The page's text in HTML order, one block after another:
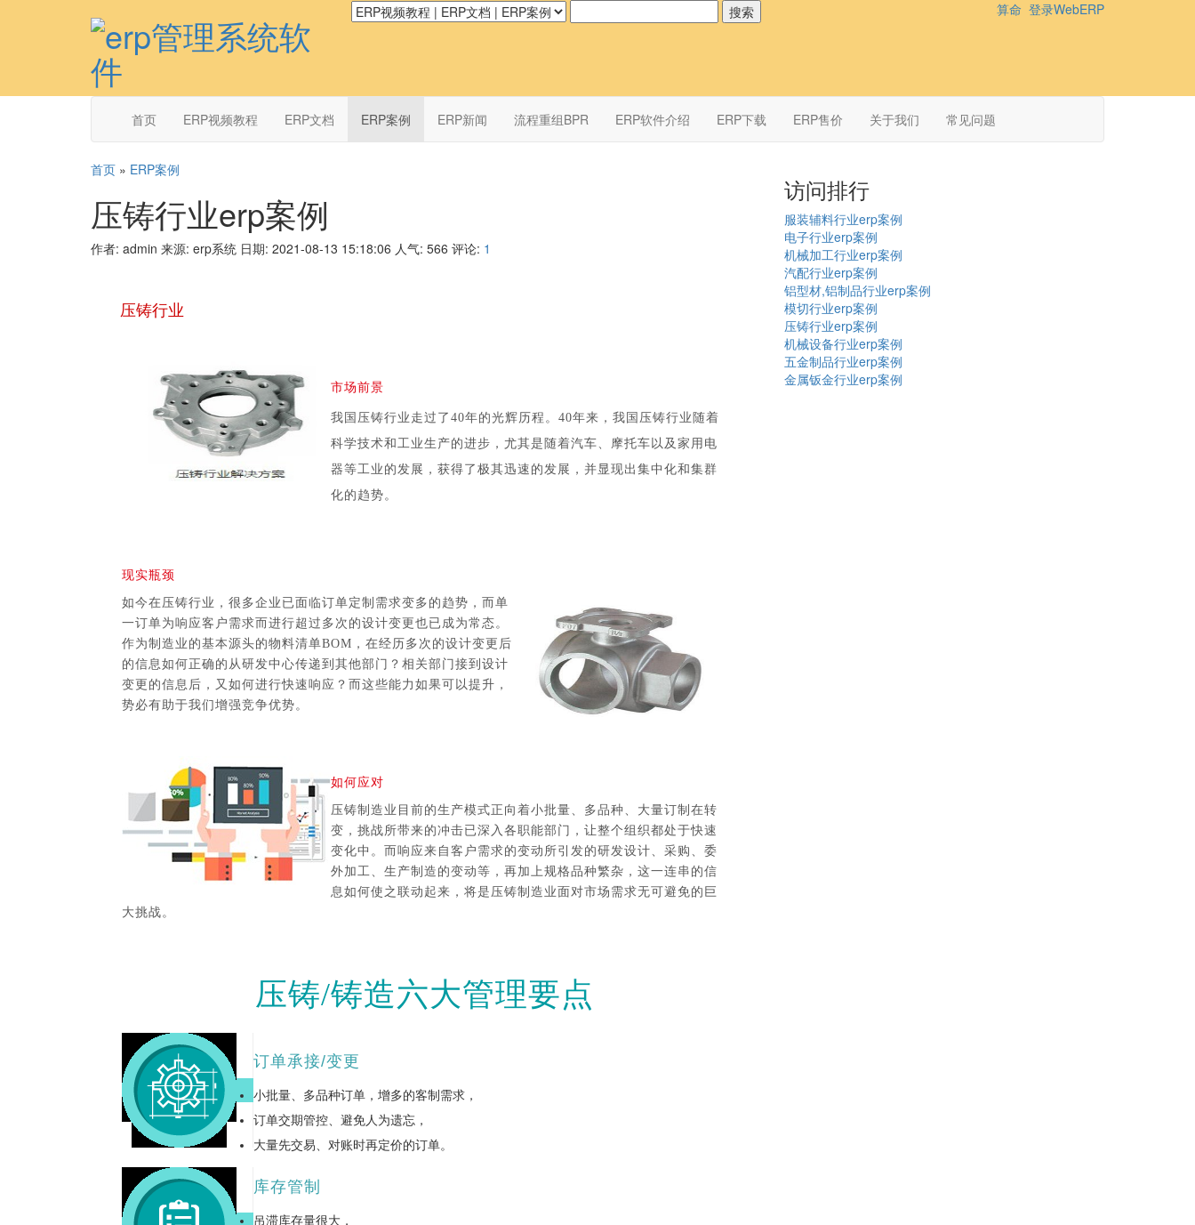
算命 登录WebERP
首页 ERP视频教程 ERP文档 ERP案例 ERP新闻 流程重组BPR ERP软件介绍 ERP下载 ERP售价 关于我们 常见问题
首页 » ERP案例
压铸行业erp案例
作者: admin 来源: erp系统 日期: 2021-08-13 15:18:06 人气: 566 评论: 1
压铸行业
市场前景
我国压铸行业走过了40年的光辉历程。40年来，我国压铸行业随着
科学技术和工业生产的进步，尤其是随着汽车、摩托车以及家用电
器等工业的发展，获得了极其迅速的发展，并显现出集中化和集群
化的趋势。
现实瓶颈
如今在压铸行业，很多企业已面临订单定制需求变多的趋势，而单
一订单为响应客户需求而进行超过多次的设计变更也已成为常态。
作为制造业的基本源头的物料清单BOM，在经历多次的设计变更后
的信息如何正确的从研发中心传递到其他部门？相关部门接到设计
变更的信息后，又如何进行快速响应？而这些能力如果可以提升，
势必有助于我们增强竞争优势。
如何应对
压铸制造业目前的生产模式正向着小批量、多品种、大量订制在转
变，挑战所带来的冲击已深入各职能部门，让整个组织都处于快速
变化中。而响应来自客户需求的变动所引发的研发设计、采购、委
外加工、生产制造的变动等，再加上规格品种繁杂，这一连串的信
息如何使之联动起来，将是压铸制造业面对市场需求无可避免的巨
大挑战。
压铸/铸造六大管理要点
订单承接/变更
小批量、多品种订单，增多的客制需求，
订单交期管控、避免人为遗忘，
大量先交易、对账时再定价的订单。
库存管制
吊滞库存量很大，
访问排行
服装辅料行业erp案例
电子行业erp案例
机械加工行业erp案例
汽配行业erp案例
铝型材,铝制品行业erp案例
模切行业erp案例
压铸行业erp案例
机械设备行业erp案例
五金制品行业erp案例
金属钣金行业erp案例